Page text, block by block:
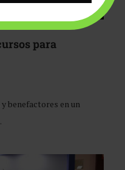
para
benefactores en un